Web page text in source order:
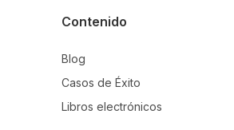
Contenido
Blog
Casos de Éxito
Libros electrónicos